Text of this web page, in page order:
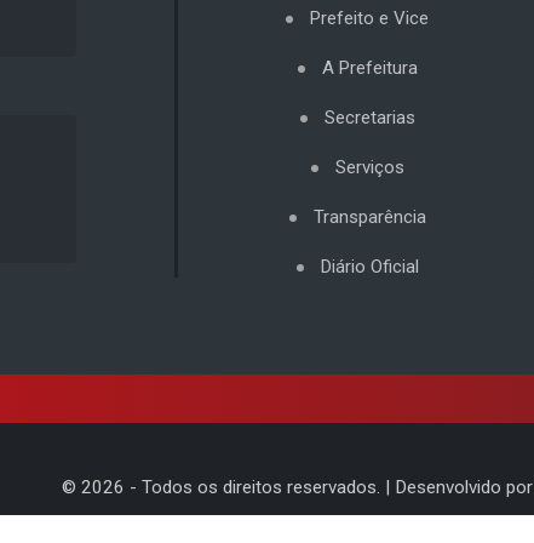
Prefeito e Vice
A Prefeitura
Secretarias
Serviços
Transparência
Diário Oficial
© 2026 - Todos os direitos reservados. | Desenvolvido por